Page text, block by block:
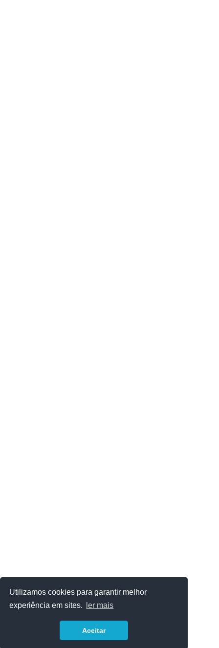
Utilizamos cookies para garantir melhor
experiência em sites.
ler mais
Aceitar